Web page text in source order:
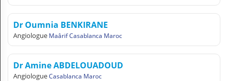
Dr Oumnia BENKIRANE
Angiologue Maârif Casablanca Maroc
Dr Amine ABDELOUADOUD
AngiologueCasablanca Maroc